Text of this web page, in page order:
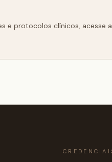
e protocolos clínicos, acesse a